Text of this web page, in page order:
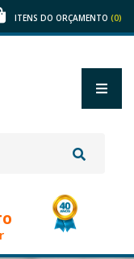
ITENS DO ORÇAMENTO (0)